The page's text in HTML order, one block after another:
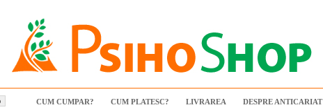
CUM CUMPAR? CUM PLATESC? LIVRAREA DESPRE ANTICARIAT